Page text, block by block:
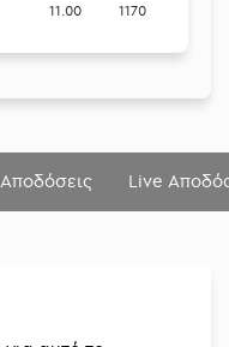
11.00 1170
Αποδόσεις Live
Κλείσιμο